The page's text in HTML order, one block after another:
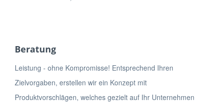
Beratung
Leistung - ohne Kompromisse! Entsprechend Ihren
Zielvorgaben, erstellen wir ein Konzept mit
Produktvorschlägen, welches gezielt auf Ihr Unternehmen